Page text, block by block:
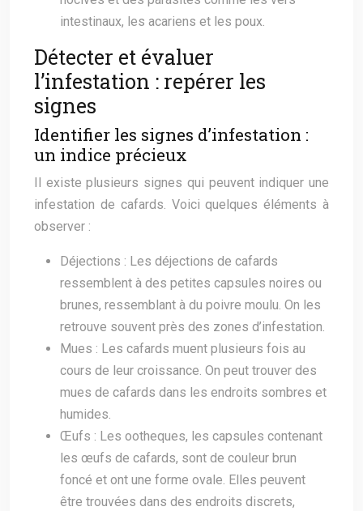
intestinaux, les acariens et les poux.
Détecter et évaluer
l’infestation : repérer les
signes
Identifier les signes d’infestation :
un indice précieux
Il existe plusieurs signes qui peuvent indiquer une
infestation de cafards. Voici quelques éléments à
observer :
Déjections : Les déjections de cafards
ressemblent à des petites capsules noires ou
brunes, ressemblant à du poivre moulu. On les
retrouve souvent près des zones d’infestation.
Mues : Les cafards muent plusieurs fois au
cours de leur croissance. On peut trouver des
mues de cafards dans les endroits sombres et
humides.
Œufs : Les ootheques, les capsules contenant
les œufs de cafards, sont de couleur brun
foncé et ont une forme ovale. Elles peuvent
être trouvées dans des endroits discrets,